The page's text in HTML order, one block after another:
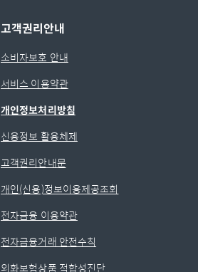
고객권리안내
소비자보호 안내
서비스 이용약관
개인정보처리방침
신용정보 활용체제
고객권리안내문
개인(신용)정보이용제공조회
전자금융 이용약관
전자금융거래 안전수칙
외화보험상품 적합성진단